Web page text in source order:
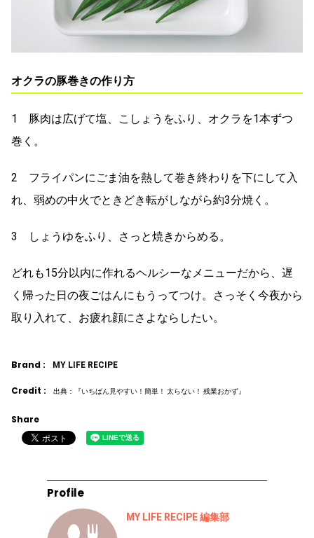
オクラの豚巻きの作り方
1 豚肉は広げて塩、こしょうをふり、オクラを1本ずつ
巻く。
2 フライパンにごま油を熱して巻き終わりを下にして入
れ、弱めの中火でときどき転がしながら約3分焼く。
3 しょうゆをふり、さっと焼きからめる。
どれも15分以内に作れるヘルシーなメニューだから、遅
く帰った日の夜ごはんにもうってつけ。さっそく今夜から
取り入れて、お疲れ顔にさよならしたい。
Brand : MY LIFE RECIPE
Credit : 出典：『いちばん見やすい！簡単！ 太らない！ 残業おかず』
Share
Profile
MY LIFE RECIPE 編集部